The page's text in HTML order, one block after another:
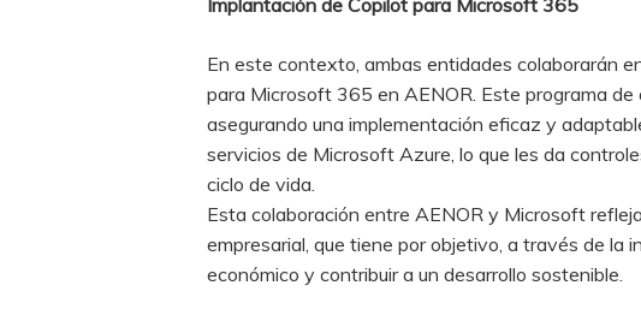
Implantación de Copilot para Microsoft 365
En este contexto, ambas entidades colaborarán
para Microsoft 365 en AENOR. Este programa
asegurando una implementación eficaz y
servicios de Microsoft Azure, lo que les da
ciclo de vida.
Esta colaboración entre AENOR y Microsoft
empresarial, que tiene por objetivo, a través de la
económico y contribuir a un desarrollo sostenible.